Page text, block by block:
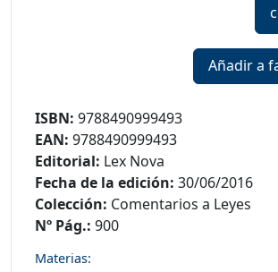
Añadir a
ISBN: 9788490999493
EAN: 9788490999493
Editorial: Lex Nova
Fecha de la edición: 30/06/2016
Colección: Comentarios a Leyes
Nº Pág.: 900
Materias: